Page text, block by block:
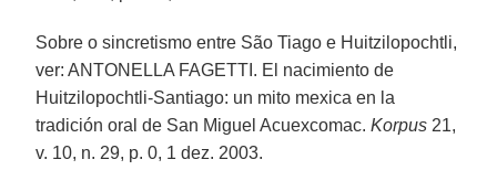
Sobre o sincretismo entre São Tiago e Huitzilopochtli,
ver: ANTONELLA FAGETTI. El nacimiento de
Huitzilopochtli-Santiago: un mito mexica en la
tradición oral de San Miguel Acuexcomac.Korpus 21,
v. 10, n. 29, p. 0, 1 dez. 2003.